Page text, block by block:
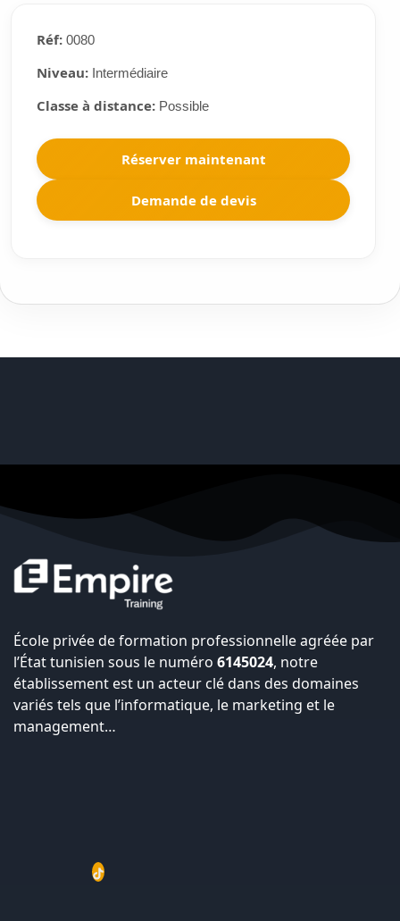
Réf:0080
Niveau:Intermédiaire
Classe à distance:Possible
Réserver maintenant
Demande de devis
École privée de formation professionnelle agréée par
l’État tunisien sous le numéro 6145024, notre
établissement est un acteur clé dans des domaines
variés tels que l’informatique, le marketing et le
management…